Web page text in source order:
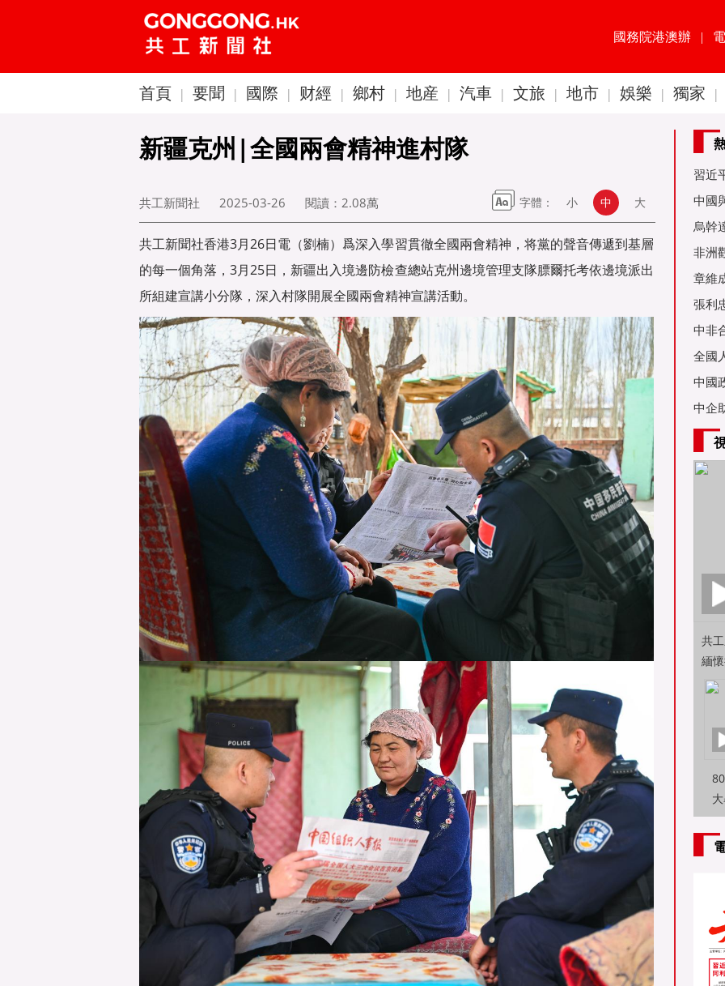
國務院港澳辦 |
首頁 | 要聞 | 國際 | 财經 | 鄉村 | 地産 | 汽車 | 文旅 | 地市 | 娛樂 | 獨家 |
新疆克州|全國兩會精神進村隊
共工新聞社 2025-03-26 閱讀： 2.08萬 字體： 小 中 大
共工新聞社香港3月26日電（劉楠）爲深入學習貫徹全國兩會精神，将黨的聲音傳遞到基層
的每一個角落，3月25日，新疆出入境邊防檢查總站克州邊境管理支隊膘爾托考依邊境派出
所組建宣講小分隊，深入村隊開展全國兩會精神宣講活動。
習近
60周
中國
金達
烏幹
事務
非洲
是棋
章維
張利
烏友
中非
全國
亞舉
中國
中企
共
緬